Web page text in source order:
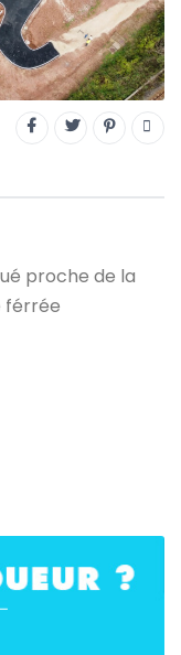
proche de la
férrée